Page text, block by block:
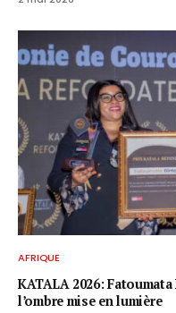
AFRIQUE
KATALA 2026:
l’ombre mise en lumière